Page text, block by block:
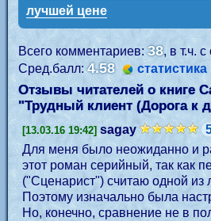
лучшей цене
Всего комментариев:38, в т.ч.
Сред.балл:4.58 статистика
Отзывы читателей о книге
"Трудный клиент (Дорога к
[13.03.16 19:42] sagay
Для меня было неожиданно и
этот роман серийный, так как
("Сценарист") считаю одной из
Поэтому изначально была
Но, конечно, сравнение не в